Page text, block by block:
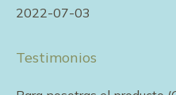
2022-07-03
Testimonios